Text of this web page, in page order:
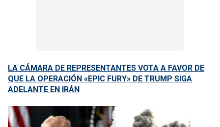
LA CÁMARA DE REPRESENTANTES VOTA A FAVOR DE
QUE LA OPERACIÓN «EPIC FURY» DE TRUMP SIGA
ADELANTE EN IRÁN